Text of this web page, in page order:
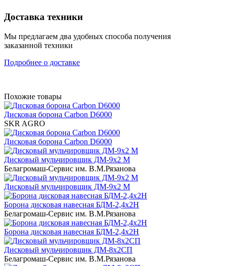
Доставка техники
Мы предлагаем два удобных способа получения
заказанной техники
Подробнее о доставке
Похожие товары
Дисковая борона Carbon D6000
SKR AGRO
Дисковая борона Carbon D6000
Дисковый мульчировщик ДМ-9х2 М
Белагромаш-Сервис им. В.М.Рязанова
Дисковый мульчировщик ДМ-9х2 М
Борона дисковая навесная БДМ-2,4х2H
Белагромаш-Сервис им. В.М.Рязанова
Борона дисковая навесная БДМ-2,4х2H
Дисковый мульчировщик ДМ-8х2СП
Белагромаш-Сервис им. В.М.Рязанова